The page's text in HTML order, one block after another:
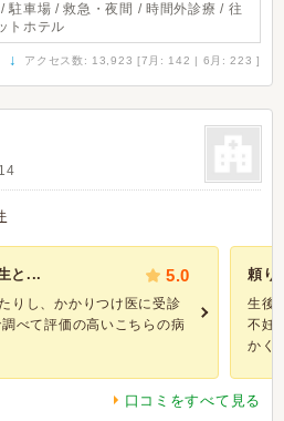
駐車場 / 救急・夜間 / 時間外診療 / 往
トホテル
↓ アクセス数: 13,923 [7月: 142 | 6月: 223 ]
と... 5.0
りし、かかりつけ医に受診
べて評価の高いこちらの病
頼り
生後
不妊
かく
口コミをすべて見る